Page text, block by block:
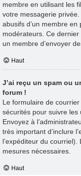
membre en utilisant les
votre messagerie
abusifs d’un membre
modérateurs. Ce
un membre d’envoyer
Haut
J’ai reçu un spam ou
forum !
Le formulaire de
sécurités pour suivre les
Envoyez à
très important d’inclure
l’expéditeur du
mesures nécessaires.
Haut